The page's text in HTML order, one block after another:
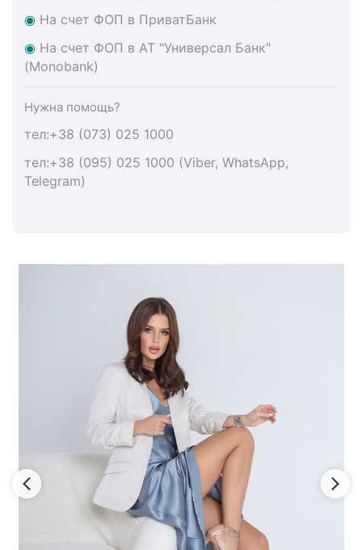
◉ На счет ФОП в ПриватБанк
◉ На счет ФОП в АТ "Универсал Банк"
(Monobank)
Нужна помощь?
тел:+38 (073) 025 1000
тел:+38 (095) 025 1000 (Viber, WhatsApp,
Telegram)